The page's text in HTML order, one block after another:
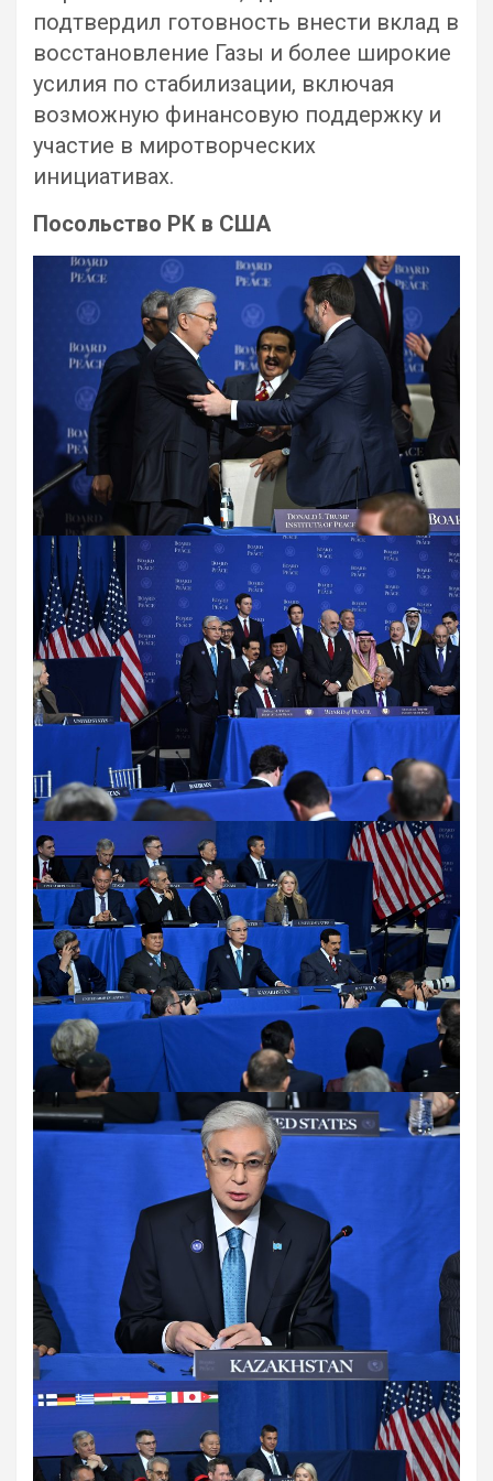
подтвердил готовность внести вклад в
восстановление Газы и более широкие
усилия по стабилизации, включая
возможную финансовую поддержку и
участие в миротворческих
инициативах.
Посольство РК в США